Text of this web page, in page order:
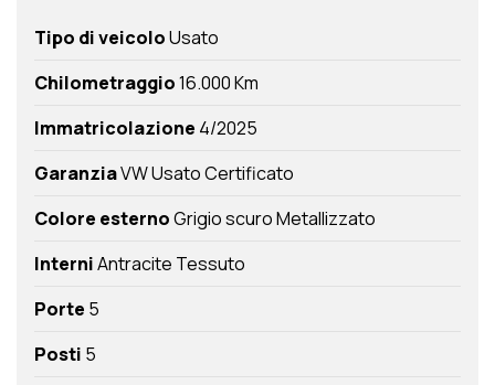
Tipo di veicoloUsato
Chilometraggio16.000 Km
Immatricolazione 4/2025
GaranziaVW Usato Certificato
Colore esternoGrigio scuro Metallizzato
InterniAntracite Tessuto
Porte 5
Posti 5